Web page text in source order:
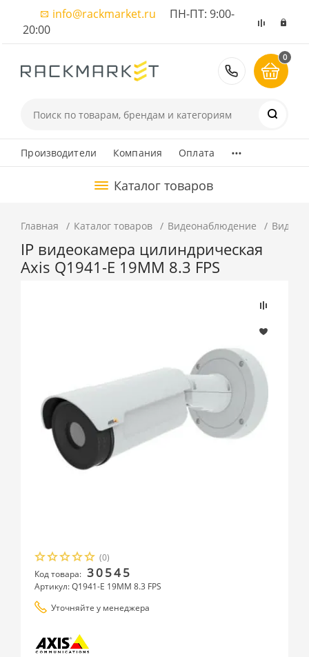
info@rackmarket.ru ПН-ПТ: 9:00-
20:00
8 (495)
0
Производители Компания Оплата ...
Каталог товаров
Главная Каталог товаров Видеонаблюдение
IP видеокамера цилиндрическая
Axis Q1941-E 19MM 8.3 FPS
(0)
Код товара: 30545
Артикул: Q1941-E 19MM 8.3 FPS
Уточняйте у менеджера